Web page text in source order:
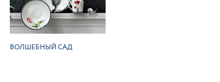
ВОЛШЕБНЫЙ САД